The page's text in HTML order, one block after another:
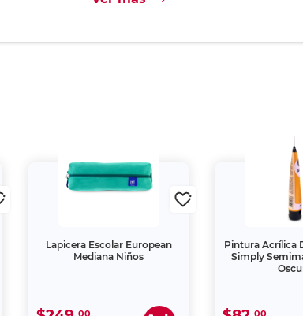
Lapicera Escolar European
Mediana Niños
00
Pintura Acrílica
Simply
00